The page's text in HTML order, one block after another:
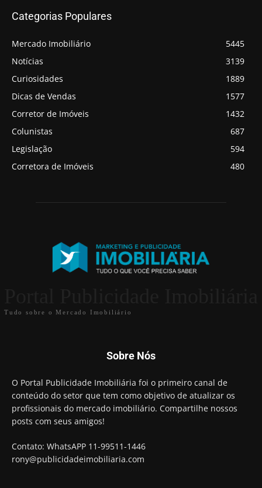
Categorias Populares
Mercado Imobiliário
5445
Notícias
3139
Curiosidades
1889
Dicas de Vendas
1577
Corretor de Imóveis
1432
Colunistas
687
Legislação
594
Corretora de Imóveis
480
Tudo sobre o Mercado Imobiliário
Sobre Nós
O Portal Publicidade Imobiliária foi o primeiro canal de
conteúdo do setor que tem como objetivo de atualizar os
profissionais do mercado imobiliário. Compartilhe nossos
posts com seus amigos!
Contato: WhatsAPP 11-99511-1446
rony@publicidadeimobiliaria.com